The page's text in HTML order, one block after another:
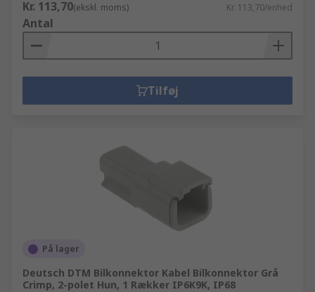
Kr. 113,70(ekskl. moms) Kr. 113,70/enhed
Antal
Tilføj
På lager
Deutsch DTM Bilkonnektor Kabel Bilkonnektor Grå
Crimp, 2-polet Hun, 1 Rækker IP6K9K, IP68